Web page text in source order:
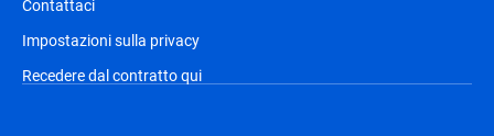
Contattaci
Impostazioni sulla privacy
Recedere dal contratto qui